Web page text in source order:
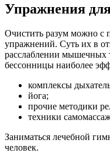
Упражнения
Очистить разум можно с
упражнений. Суть их в
расслаблении мышечных
бессонницы наиболее
комплексы
йога;
прочие методики
техники
Заниматься лечебной
человек.